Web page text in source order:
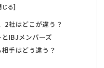
2社はどこが違う？
IBJメンバーズ
手はどう違う？